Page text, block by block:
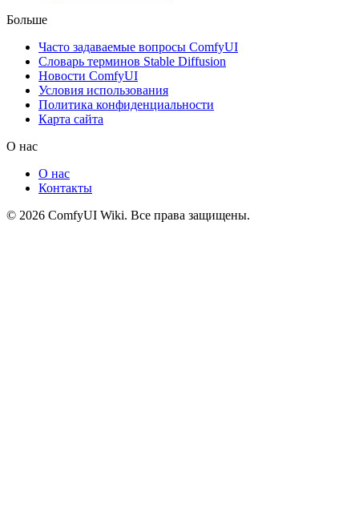
Больше
Часто задаваемые вопросы ComfyUI
Словарь терминов Stable Diffusion
Новости ComfyUI
Условия использования
Политика конфиденциальности
Карта сайта
О нас
О нас
Контакты
© 2026 ComfyUI Wiki. Все права защищены.